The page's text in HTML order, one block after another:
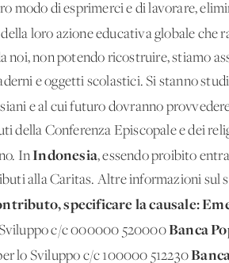
modo di esprimerci e di lavorare,
loro azione educativa globale
noi, non potendo ricostruire, stiamo
e oggetti scolastici. Si stanno
e al cui futuro dovranno
della Conferenza Episcopale e dei
InIndonesia, essendo proibito
alla Caritas. Altre informazioni sul
specificare la causale:
c/c 000000 520000Banca
lo Sviluppo c/c 100000 512230